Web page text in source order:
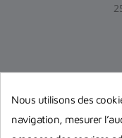
Nous utilisons des
navigation, mesurer